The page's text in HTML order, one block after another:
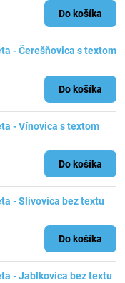
Do košíka
- Čerešňovica s textom
Do košíka
- Vínovica s textom
Do košíka
- Slivovica bez textu
Do košíka
- Jablkovica bez textu